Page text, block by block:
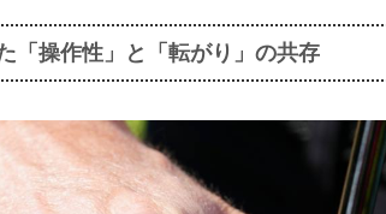
「操作性」と「転がり」の共存